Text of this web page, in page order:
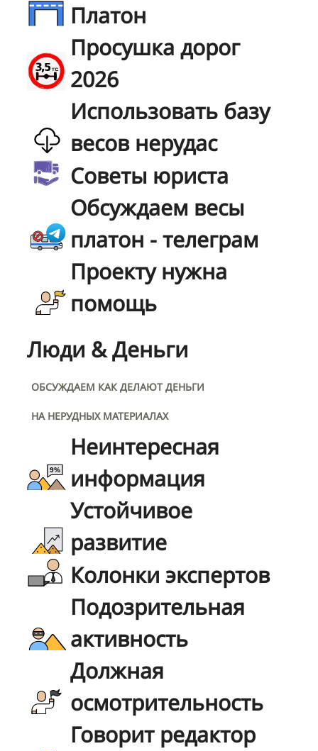
Платон
Просушка дорог
2026
Использовать базу
весов нерудас
Советы юриста
Обсуждаем весы
платон - телеграм
Проекту нужна
помощь
Люди & Деньги
ОБСУЖДАЕМ КАК ДЕЛАЮТ ДЕНЬГИ
НА НЕРУДНЫХ МАТЕРИАЛАХ
Неинтересная
информация
Устойчивое
развитие
Колонки экспертов
Подозрительная
активность
Должная
осмотрительность
Говорит редактор